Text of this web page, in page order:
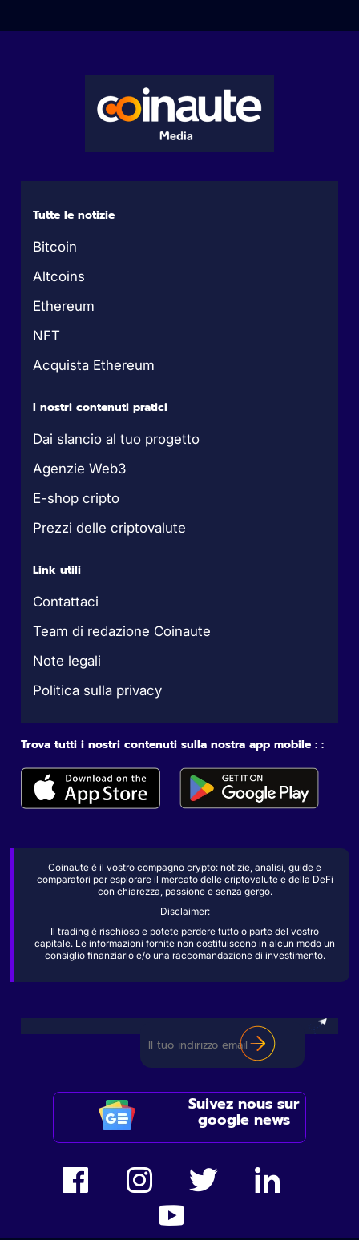
Tutte le notizie
Bitcoin
Altcoins
Ethereum
NFT
Acquista Ethereum
I nostri contenuti pratici
Dai slancio al tuo progetto
Agenzie Web3
E-shop cripto
Prezzi delle criptovalute
Link utili
Contattaci
Team di redazione Coinaute
Note legali
Politica sulla privacy
Trova tutti i nostri contenuti sulla nostra app mobile : :
Coinaute è il vostro compagno crypto: notizie, analisi, guide e
comparatori per esplorare il mercato delle criptovalute e della DeFi
con chiarezza, passione e senza gergo.
Disclaimer:
Il trading è rischioso e potete perdere tutto o parte del vostro
capitale. Le informazioni fornite non costituiscono in alcun modo un
consiglio finanziario e/o una raccomandazione di investimento.
Suivez nous sur
google news